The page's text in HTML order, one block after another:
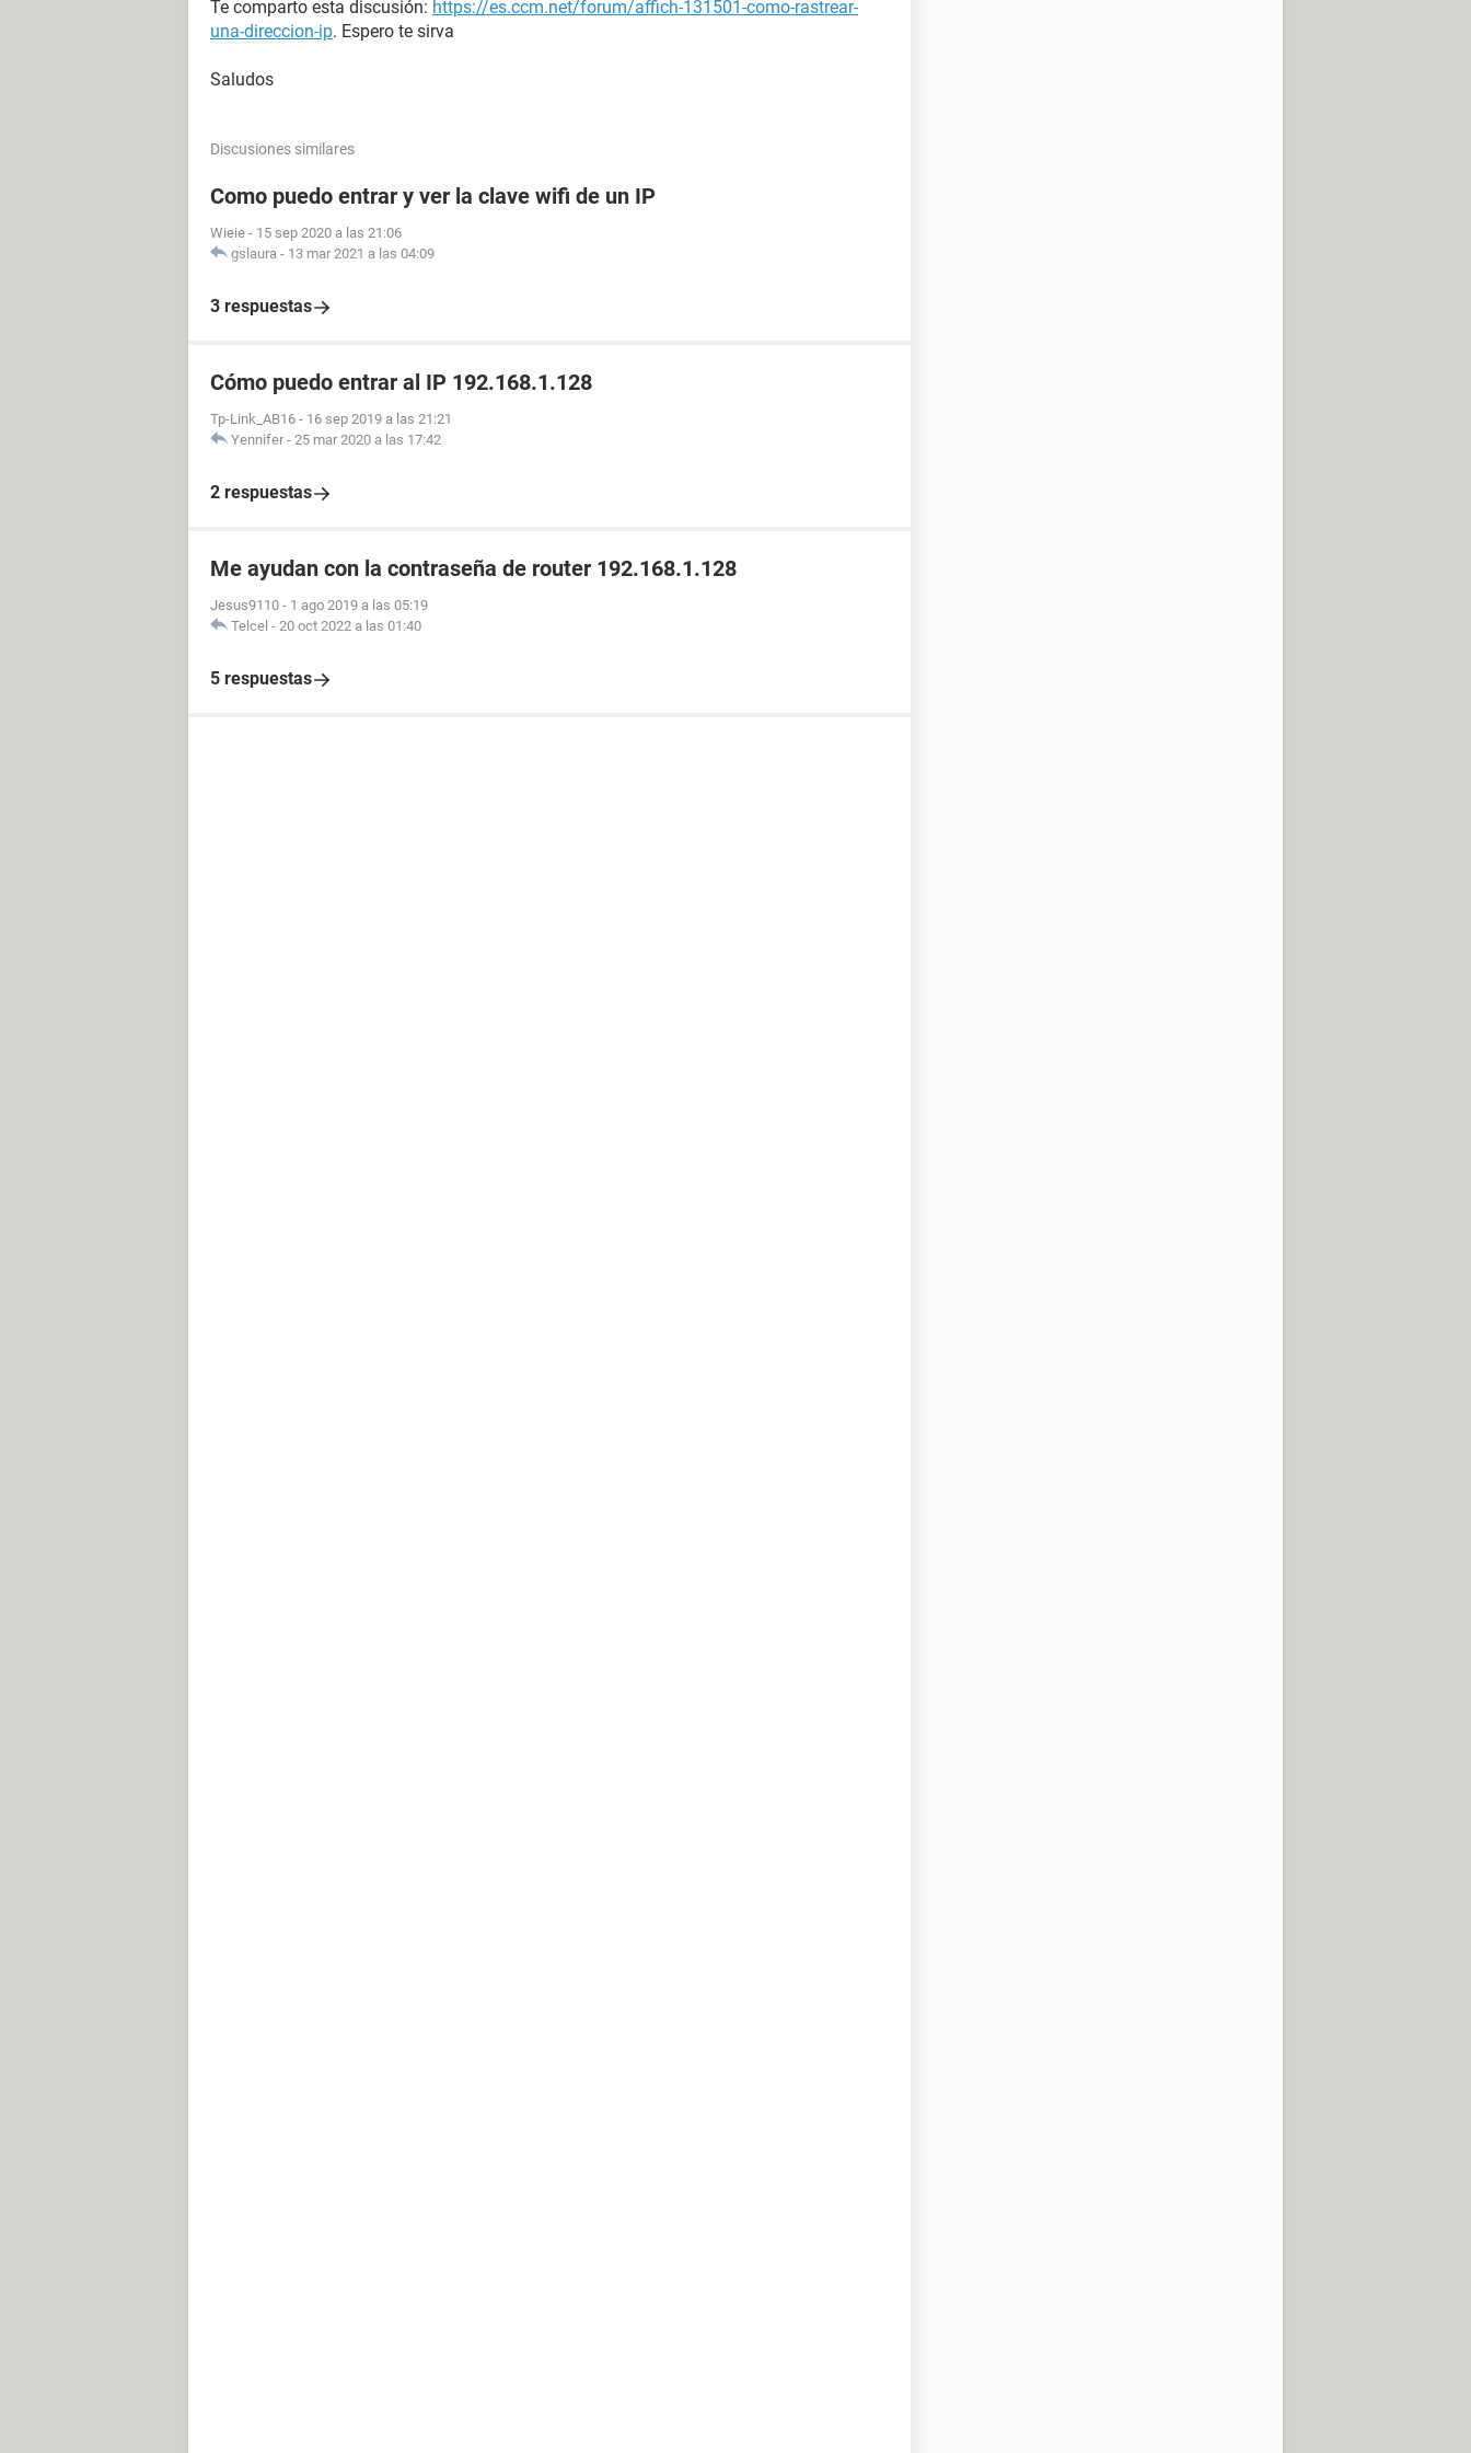
Te comparto esta discusión: https://es.ccm.net/forum/affich-131501-como-rastrear-
una-direccion-ip. Espero te sirva
Saludos
Discusiones similares
Como puedo entrar y ver la clave wifi de un IP
Wieie - 15 sep 2020 a las 21:06
gslaura - 13 mar 2021 a las 04:09
3 respuestas
Cómo puedo entrar al IP 192.168.1.128
Tp-Link_AB16 - 16 sep 2019 a las 21:21
Yennifer - 25 mar 2020 a las 17:42
2 respuestas
Me ayudan con la contraseña de router 192.168.1.128
Jesus9110 - 1 ago 2019 a las 05:19
Telcel - 20 oct 2022 a las 01:40
5 respuestas